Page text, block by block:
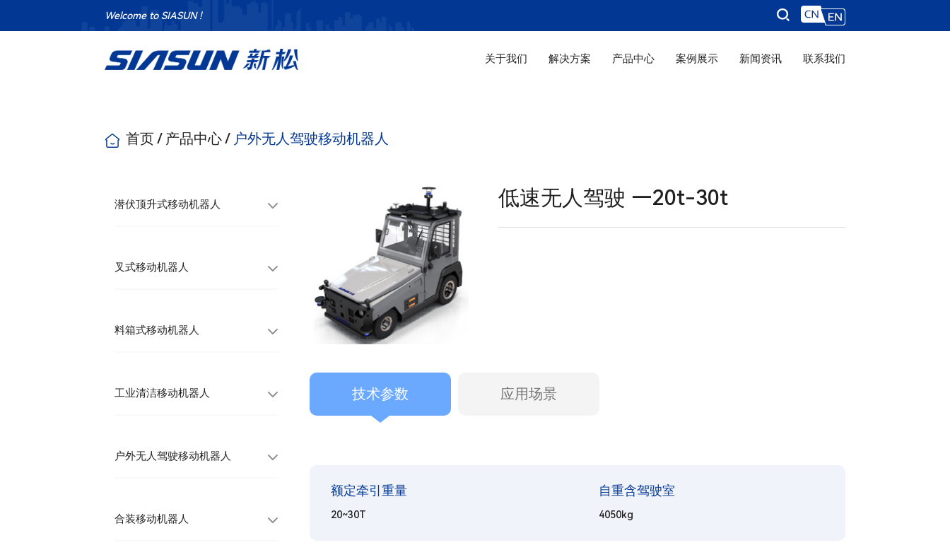
Welcome to SIASUN !
关于我们 解决方案 产品中心 案例展示 新闻资讯 联系我们
首页/ 产品中心/ 户外无人驾驶移动机器人
潜伏顶升式移动机器人
叉式移动机器人
料箱式移动机器人
工业清洁移动机器人
户外无人驾驶移动机器人
合装移动机器人
低速无人驾驶 —20t-30t
技术参数 应用场景
额定牵引重量
20~30T
自重含驾驶室
4050kg